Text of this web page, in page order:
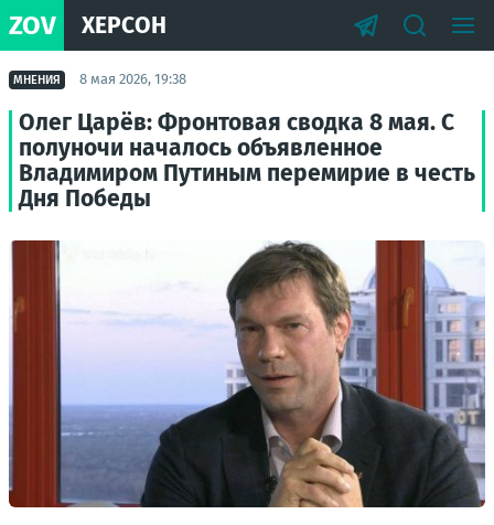
ZOV ХЕРСОН
МНЕНИЯ 8 мая 2026, 19:38
Олег Царёв: Фронтовая сводка 8 мая. С
полуночи началось объявленное
Владимиром Путиным перемирие в честь
Дня Победы